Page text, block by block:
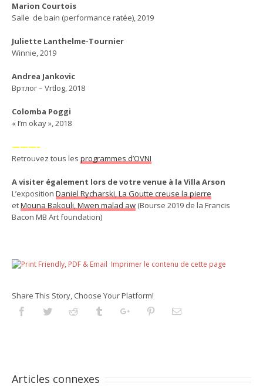
Marion Courtois
Salle de bain (performance ratée), 2019
Juliette Lanthelme-Tournier
Winnie, 2019
Andrea Jankovic
Вртлог – Vrtlog, 2018
Colomba Poggi
« I’m okay », 2018
———–
Retrouvez tous les programmes d’OVNI
A visiter également lors de votre venue à la Villa Arson
L’exposition Daniel Rycharski, La Goutte creuse la pierre
etMouna Bakouli, Mwen malad aw (Bourse 2019 de la Francis
Bacon MB Art foundation)
Imprimer le contenu de cette page
Share This Story, Choose Your Platform!
FacebookTwitterReddit TumblrGoogleplusPinterestEmail
Articles connexes